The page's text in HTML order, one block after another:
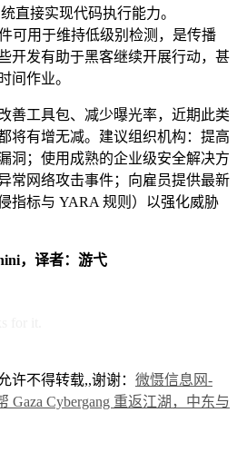
直接实现代码执行能力。
可用于维持低级别检测，是传播
开发有助于黑客继续开展行动，甚
间作业。
善工具包、减少曝光率，近期此类
将有增无减。建议组织机构：提高
洞；使用成熟的企业级安全解决方
常网络攻击事件；向雇员提供最新
指标与 YARA 规则）以强化威胁
，译者：游弋
许不得转载,,谢谢： 微慑信息网-
Gaza Cybergang 重返江湖，中东与